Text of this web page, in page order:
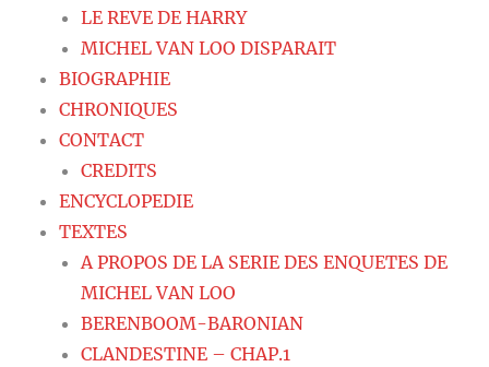
LE REVE DE HARRY
MICHEL VAN LOO DISPARAIT
BIOGRAPHIE
CHRONIQUES
CONTACT
CREDITS
ENCYCLOPEDIE
TEXTES
A PROPOS DE LA SERIE DES ENQUETES DE
MICHEL VAN LOO
BERENBOOM-BARONIAN
CLANDESTINE – CHAP.1